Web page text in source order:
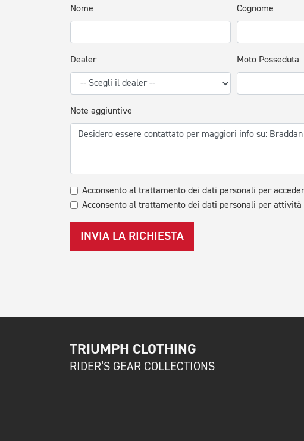
Nome Cognome
Dealer Moto Posseduta
Note aggiuntive
Acconsento al trattamento dei dati personali per
Acconsento al trattamento dei dati personali per
INVIA LA RICHIESTA
TRIUMPH CLOTHING
RIDER’S GEAR COLLECTIONS